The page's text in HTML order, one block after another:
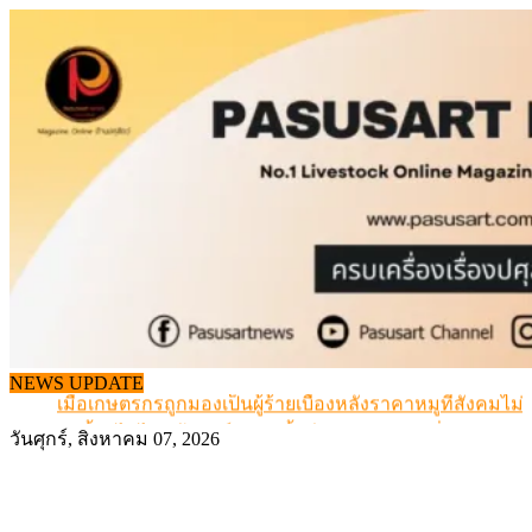
content
NEWS UPDATE
สกัดลักลอบนำเข้าเอ็นโคแช่แข็งกว่า 12.6 ตัน สมุทรสาคร
เมื่อเกษตรกรถูกมองเป็นผู้ร้ายเบื้องหลังราคาหมูที่สังคมไม่
สุดอั้น! ไข่ไก่หน้าฟาร์มปรับขึ้นอีก 6 บาท/แผง เริ่ม 7 ส.ค.69
วันศุกร์, สิงหาคม 07, 2026